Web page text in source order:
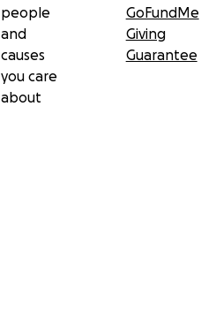
people
and
causes
you care
about
GoFundMe
Giving
Guarantee